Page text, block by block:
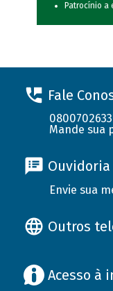
Patrocínio a
Fale
Mande sua
Ouvidoria
Envie sua
Outros
Acesso à